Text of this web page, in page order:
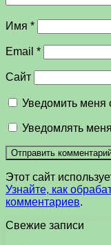
Имя *
Email *
Сайт
Уведомить меня
Уведомлять
Этот сайт
Узнайте, как
комментариев.
Свежие записи